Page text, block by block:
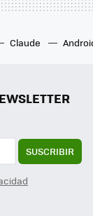
Claude
SUSCRIBIR